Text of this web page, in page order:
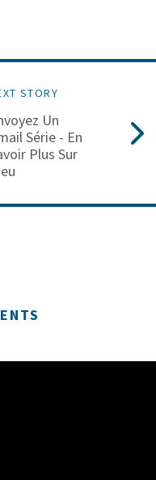
STORY
Un
Série - En
Plus Sur